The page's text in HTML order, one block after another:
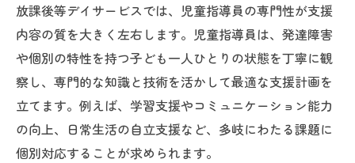
児童指導員が実践する放課後等デイサービ
ス支援内容
支援方針を深く理解する児童指導員の視点
児童指導員が語る放課後等デイサービスの
本質
放課後等デイサービス支援内容を具体例で
放課後等デイサービスでは、児童指導員の専門性が支援
内容の質を大きく左右します。児童指導員は、発達障害
や個別の特性を持つ子ども一人ひとりの状態を丁寧に観
察し、専門的な知識と技術を活かして最適な支援計画を
立てます。例えば、学習支援やコミュニケーション能力
の向上、日常生活の自立支援など、多岐にわたる課題に
個別対応することが求められます。